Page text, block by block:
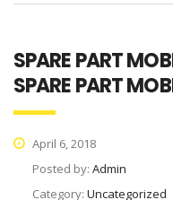
SPARE PART
SPARE PART
April 6, 2018
Posted by: Admin
Category: Uncategorized